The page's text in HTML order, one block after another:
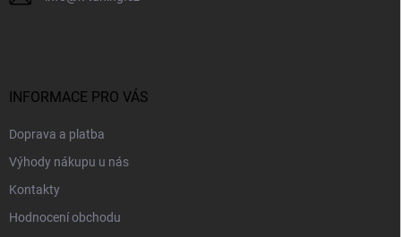
INFORMACE PRO VÁS
Doprava a platba
Výhody nákupu u nás
Kontakty
Hodnocení obchodu